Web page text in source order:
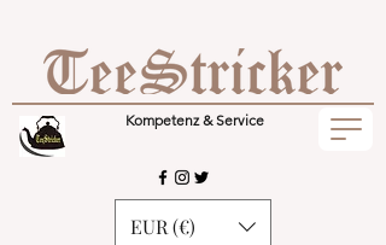
Kompetenz & Service
EUR (€)